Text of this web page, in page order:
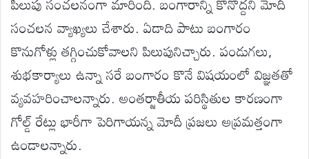
సంచలన వ్యాఖ్యలు చేశారు. ఏడాది పాటు బంగారం
కొనుగోళ్లు తగ్గించుకోవాలని పిలుపునిచ్చారు. పండుగలు,
శుభకార్యాలు ఉన్నా సరే బంగారం కొనే విషయంలో విజ్ఞతతో
వ్యవహరించాలన్నారు. అంతర్జాతీయ పరిస్థితుల కారణంగా
గోల్డ్ రేట్లు భారీగా పెరిగాయన్న మోదీ ప్రజలు అప్రమత్తంగా
ఉండాలన్నారు.